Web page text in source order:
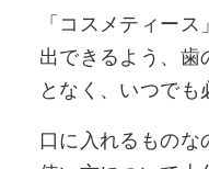
「コスメティー
出できるよう、歯
となく、いつでも
口に入れるもの